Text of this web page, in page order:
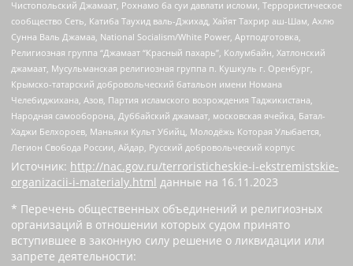
Чистопольский Джамаат, Рохнамо ба суи давлати исломи, Террористическое
сообщество Сеть, Катиба Таухид валь-Джихад, Хайят Тахрир аш-Шам, Ахлю
Сунна Валь Джамаа, National Socialism/White Power, Артподготовка,
Религиозная группа “Джамаат “Красный пахарь”, Колумбайн, Хатлонский
джамаат, Мусульманская религиозная группа п. Кушкуль г. Оренбург,
Крымско-татарский добровольческий батальон имени Номана
Челебиджихана, Азов, Партия исламского возрождения Таджикистана,
Народная самооборона, Дуббайский джамаат, московская ячейка, Батал-
Хаджи Белхороев, Маньяки Культ Убийц, Молодёжь Которая Улыбается,
Легион Свобода России, Айдар, Русский добровольческий корпус
Источник: http://nac.gov.ru/terroristicheskie-i-ekstremistskie-
organizacii-i-materialy.html данные на 16.11.2023
* Перечень общественных объединений и религиозных
организаций в отношении которых судом принято
вступившее в законную силу решение о ликвидации или
запрете деятельности: